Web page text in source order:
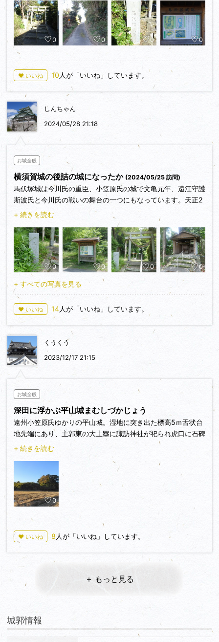
0 0 0 0
♥ いいね 10 人が「いいね」しています。
しんちゃん
2024/05/28 21:18
お城全般
横須賀城の後詰の城になったか (2024/05/25 訪問)
馬伏塚城は今川氏の重臣、小笠原氏の城で文亀元年、遠江守護
斯波氏と今川氏の戦いの舞台の一つにもなっています。天正2
年（1574）高天神城を武田勝頼に奪われると、高天神城を奪
い返すための重要な拠点として改修を受け大須賀康高が入りま
すが、新たに築いた横須賀城に康高が入ると、馬伏塚城には高
力清長が入りました。
本丸の跡には土塁が残り、諏訪神社が祭られています。それ以
外の遺構は開発によって消滅しているようですが、城址北側の
住宅の周囲にわずかに名残が見られるようです。しかし、武田
を攻めるための城跡に諏訪神社が祭られているのも不思議な気
分です。
+ 続きを読む
0 0 0 0
+ すべての写真を見る
♥ いいね 14人が「いいね」しています。
くうくう
2023/12/17 21:15
お城全般
深田に浮かぶ平山城まむしづかじょう
遠州小笠原氏ゆかりの平山城。湿地に突き出た標高5ｍ舌状台
地先端にあり、主郭東の大土塁に諏訪神社が祀られ虎口に石碑
がある。南北600ｍの規模があり、案内板を参考に歩くと集落
の区切りとなる部分で遺構は失われたが堀切があったのがわか
る。天正2年(1574)武田勝頼が高天神城を押さえると、徳川家
康反攻の最前線となり兵の駐屯地として利用されたそうだ。
+ 続きを読む
0
♥ いいね 8 人が「いいね」しています。
＋ もっと見る
城郭情報